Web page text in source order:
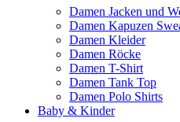
Damen Jacken und
Damen Kapuzen
Damen Kleider
Damen Röcke
Damen T-Shirt
Damen Tank Top
Damen Polo Shirts
Baby & Kinder